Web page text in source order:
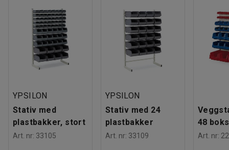
YPSILON
Stativ med
plastbakker, stort
Art. nr: 33105
YPSILON
Stativ med 24
plastbakker
Art. nr: 33109
48
Art. nr: